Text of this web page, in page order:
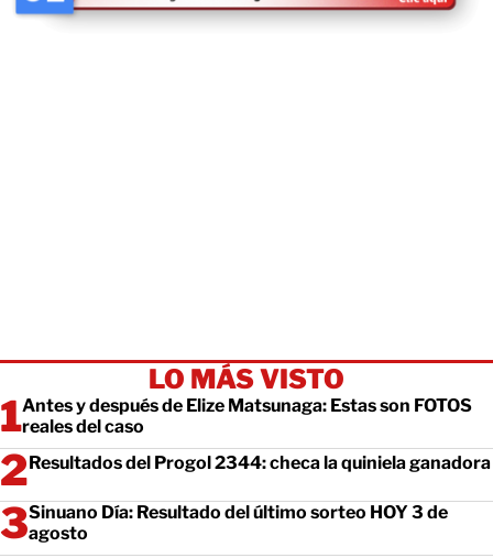
LO MÁS VISTO
Antes y después de Elize Matsunaga: Estas son FOTOS
reales del caso
Resultados del Progol 2344: checa la quiniela ganadora
Sinuano Día: Resultado del último sorteo HOY 3 de
agosto